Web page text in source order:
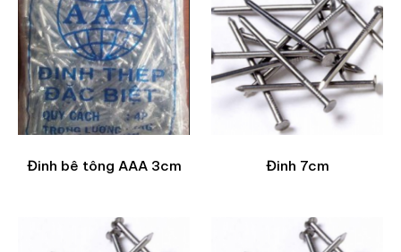
Đinh bê tông AAA 3cm Đinh 7cm